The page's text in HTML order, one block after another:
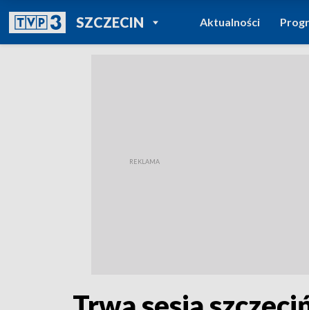
SZCZECINPOWRÓT DO
TVP REGIONY
Aktualności